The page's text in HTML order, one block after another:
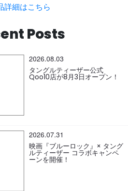
詳細はこちら
Posts
2026.08.03
タングルティーザー公式
Qoo10店が8月3日オープン！
2026.07.31
映画『ブルーロック』× タング
ルティーザー コラボキャンペ
ーンを開催！